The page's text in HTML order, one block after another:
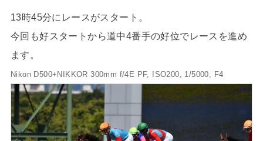
13時45分にレースがスタート。
今回も好スタートから道中4番手の好位でレースを進め
ます。
Nikon D500+NIKKOR 300mm f/4E PF, ISO200, 1/5000, F4